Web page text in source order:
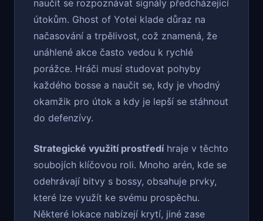
naučit se rozpoznávat signály předcházející
útokům. Ghost of Yotei klade důraz na
načasování a trpělivost, což znamená, že
unáhlené akce často vedou k rychlé
porážce. Hráči musí studovat pohyby
každého bosse a naučit se, kdy je vhodný
okamžik pro útok a kdy je lepší se stáhnout
do defenzívy.
Strategické využití prostředíhraje v těchto
soubojích klíčovou roli. Mnoho arén, kde se
odehrávají bitvy s bossy, obsahuje prvky,
které lze využít ke svému prospěchu.
Některé lokace nabízejí krytí, jiné zase